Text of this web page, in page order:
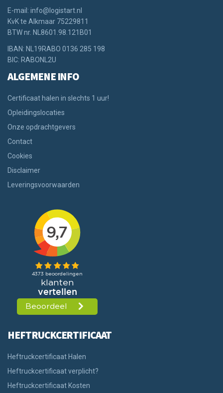
E-mail: info@logistart.nl
KvK te Alkmaar 75229811
BTW nr. NL8601.98.121B01
IBAN: NL19RABO 0136 285 198
BIC: RABONL2U
ALGEMENE INFO
Certificaat halen in slechts 1 uur!
Opleidingslocaties
Onze opdrachtgevers
Contact
Cookies
Disclaimer
Leveringsvoorwaarden
HEFTRUCKCERTIFICAAT
Heftruckcertificaat Halen
Heftruckcertificaat verplicht?
Heftruckcertificaat Kosten